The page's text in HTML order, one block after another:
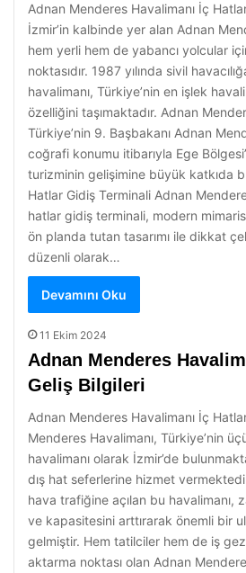
Adnan Menderes Havalimanı İç
İzmir’in kalbinde yer alan Adnan
hem yerli hem de yabancı yolcular
noktasıdır. 1987 yılında sivil
havalimanı, Türkiye’nin en işlek
özelliğini taşımaktadır. Adnan
Türkiye’nin 9. Başbakanı Adnan
coğrafi konumu itibarıyla Ege
turizminin gelişimine büyük katkıda
Hatlar Gidiş Terminali Adnan
hatlar gidiş terminali, modern
ön planda tutan tasarımı ile dikkat
düzenli olarak…
Devamını Oku
11 Ekim 2024
Adnan Menderes
Geliş Bilgileri
Adnan Menderes Havalimanı İç
Menderes Havalimanı, Türkiye’nin
havalimanı olarak İzmir’de
dış hat seferlerine hizmet
hava trafiğine açılan bu havalimanı,
ve kapasitesini arttırarak önemli bir
gelmiştir. Hem tatilciler hem de iş
aktarma noktası olan Adnan